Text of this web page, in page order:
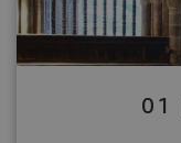
01